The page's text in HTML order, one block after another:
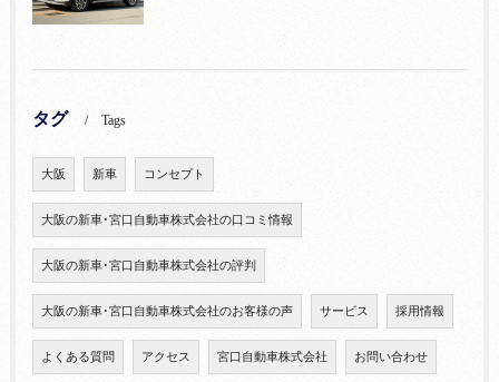
タグ Tags
大阪 新車 コンセプト
大阪の新車･宮口自動車株式会社の口コミ情報
大阪の新車･宮口自動車株式会社の評判
大阪の新車･宮口自動車株式会社のお客様の声 サービス 採用情報
よくある質問 アクセス 宮口自動車株式会社 お問い合わせ